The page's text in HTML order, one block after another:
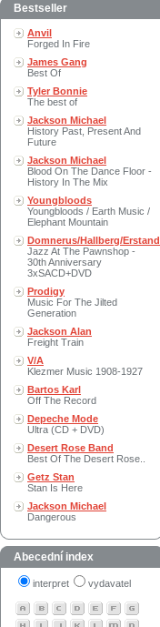
Bestseller
Anvil
Forged In Fire
James Gang
Best Of
Tyler Bonnie
The best of
Jackson Michael
History Past, Present And
Future
Jackson Michael
Blood On The Dance Floor -
History In The Mix
Youngbloods
Youngbloods / Earth Music /
Elephant Mountain
Domnerus/Hallberg/Erstand
Jazz At The Pawnshop -
30th Anniversary
3xSACD+DVD
Prodigy
Music For The Jilted
Generation
Jackson Alan
Freight Train
V/A
Klezmer Music 1908-1927
Bartos Karl
Off The Record
Depeche Mode
Ultra (CD + DVD)
Desert Rose Band
Best Of The Desert Rose..
Getz Stan
Stan Is Here
Jackson Michael
Dangerous
Abecední index
interpret vydavatel